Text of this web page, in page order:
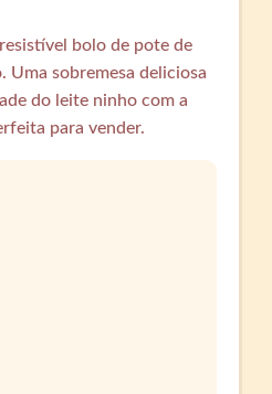
bolo de pote de
Uma sobremesa deliciosa
do leite ninho com a
para vender.